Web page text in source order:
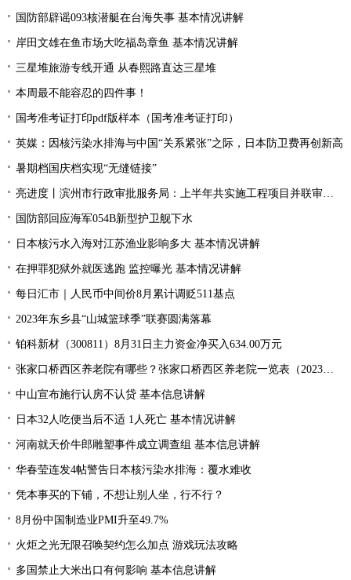
国防部辟谣093核潜艇在台海失事 基本情况讲解
岸田文雄在鱼市场大吃福岛章鱼 基本情况讲解
三星堆旅游专线开通 从春熙路直达三星堆
本周最不能容忍的四件事！
国考准考证打印pdf版样本（国考准考证打印）
英媒：因核污染水排海与中国“关系紧张”之际，日本防卫费再创新高
暑期档国庆档实现“无缝链接”
亮进度丨滨州市行政审批服务局：上半年共实施工程项目并联审批9894件 并联审批率居全省第一位、办件量全省第二
国防部回应海军054B新型护卫舰下水
日本核污水入海对江苏渔业影响多大 基本情况讲解
在押罪犯狱外就医逃跑 监控曝光 基本情况讲解
每日汇市｜人民币中间价8月累计调贬511基点
2023年东乡县“山城篮球季”联赛圆满落幕
铂科新材（300811）8月31日主力资金净买入634.00万元
张家口桥西区养老院有哪些？张家口桥西区养老院一览表（2023年）
中山宣布施行认房不认贷 基本信息讲解
日本32人吃便当后不适 1人死亡 基本情况讲解
河南就天价牛郎雕塑事件成立调查组 基本信息讲解
华春莹连发4帖警告日本核污染水排海：覆水难收
凭本事买的下铺，不想让别人坐，行不行？
8月份中国制造业PMI升至49.7%
火炬之光无限召唤契约怎么加点 游戏玩法攻略
多国禁止大米出口有何影响 基本信息讲解